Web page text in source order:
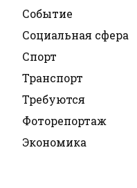
Событие
Социальная сфера
Спорт
Транспорт
Требуются
Фоторепортаж
Экономика